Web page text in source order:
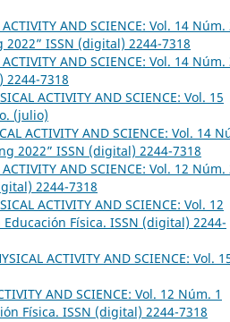
AND SCIENCE: Vol. 14 Núm.
ISSN (digital) 2244-7318
AND SCIENCE: Vol. 14 Núm.
2244-7318
ACTIVITY AND SCIENCE: Vol. 15
(julio)
ACTIVITY AND SCIENCE: Vol. 14
2022” ISSN (digital) 2244-7318
AND SCIENCE: Vol. 12 Núm.
2244-7318
ACTIVITY AND SCIENCE: Vol. 12
Física. ISSN (digital) 2244-
ACTIVITY AND SCIENCE: Vol.
AND SCIENCE: Vol. 12 Núm. 1
Física. ISSN (digital) 2244-7318